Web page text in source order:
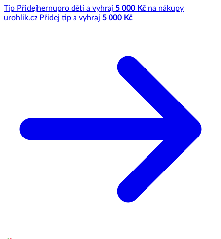
Tip Přidejhernupro děti a vyhraj 5 000 Kč na nákupy
urohlik.cz Přidej tip a vyhraj 5 000 Kč